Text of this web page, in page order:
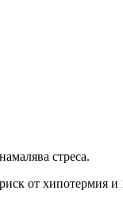
стреса.
от хипотермия